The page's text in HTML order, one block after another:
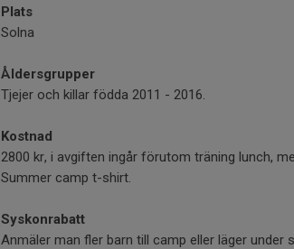
Plats
Solna
Åldersgrupper
Tjejer och killar födda 2011 - 2016.
Kostnad
2800 kr, i avgiften ingår förutom träning lunch,
Summer camp t-shirt.
Syskonrabatt
Anmäler man fler barn till camp eller läger under